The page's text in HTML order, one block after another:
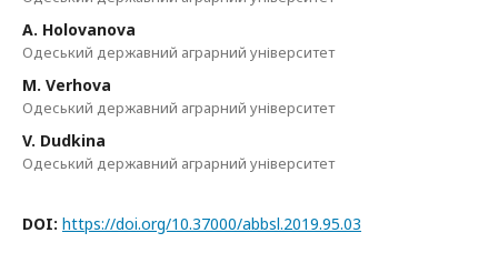
A. Holovanova
Одеський державний аграрний університет
M. Verhova
Одеський державний аграрний університет
V. Dudkina
Одеський державний аграрний університет
DOI: https://doi.org/10.37000/abbsl.2019.95.03